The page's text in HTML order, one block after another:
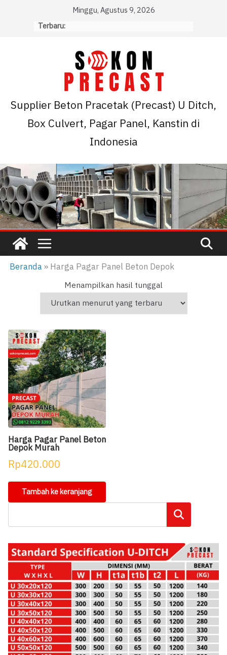
Minggu, Agustus 9, 2026
Terbaru:
Supplier Beton Pracetak (Precast) U Ditch,
Box Culvert, Pagar Panel, Kanstin di
Indonesia
Beranda» Harga Pagar Panel Beton Depok
Menampilkan hasil tunggal
Harga Pagar Panel Beton
Depok Murah
Rp420.000
Tambah ke keranjang
Cari